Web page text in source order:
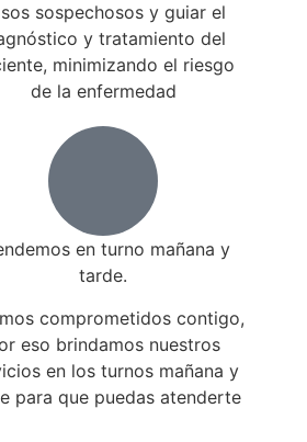
sospechosos y guiar el
y tratamiento del
minimizando el riesgo
de la enfermedad
en turno mañana y
tarde.
comprometidos contigo,
eso brindamos nuestros
en los turnos mañana y
para que puedas atenderte